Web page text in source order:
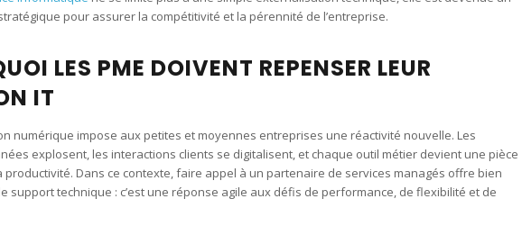
pour assurer la compétitivité et la pérennité de l’entreprise.
LES PME DOIVENT REPENSER LEUR
IT
numérique impose aux petites et moyennes entreprises une réactivité nouvelle. Les
explosent, les interactions clients se digitalisent, et chaque outil métier devient une pièce
productivité. Dans ce contexte, faire appel à un partenaire de services managés offre bien
support technique : c’est une réponse agile aux défis de performance, de flexibilité et de